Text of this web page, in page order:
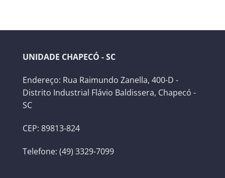
UNIDADE CHAPECÓ - SC
Endereço: Rua Raimundo Zanella, 400-D -
Distrito Industrial Flávio Baldissera, Chapecó -
SC
CEP: 89813-824
Telefone: (49) 3329-7099